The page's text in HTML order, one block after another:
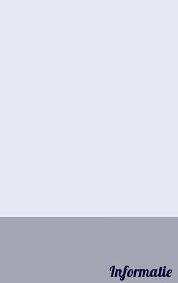
Informatie